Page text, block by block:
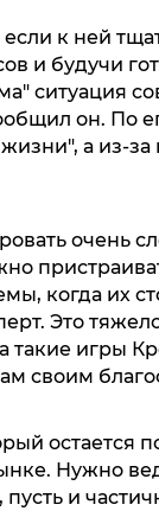
к ней
и будучи
ситуация
он. По
а из-за
очень
когда их
Это
такие игры
своим
остается
Нужно
и